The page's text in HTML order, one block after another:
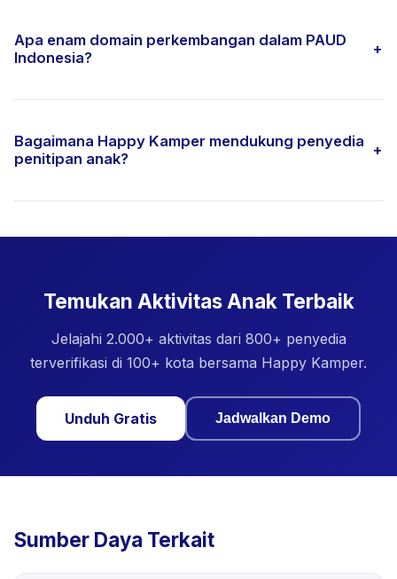
Apa enam domain perkembangan dalam PAUD
Indonesia?
+
Bagaimana Happy Kamper mendukung penyedia
penitipan anak?
+
Temukan Aktivitas Anak Terbaik
Jelajahi 2.000+ aktivitas dari 800+ penyedia
terverifikasi di 100+ kota bersama Happy Kamper.
Unduh Gratis Jadwalkan Demo
Sumber Daya Terkait